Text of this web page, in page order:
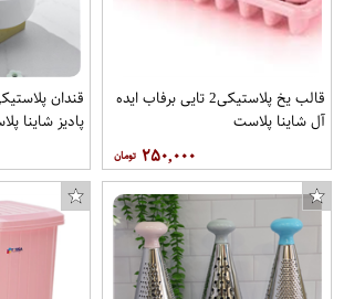
قالب یخ پلاستیکی2 تایی برفاب ایده
آل شاینا پلاست
۲۵۰,۰۰۰
قندان
پادیز شاینا